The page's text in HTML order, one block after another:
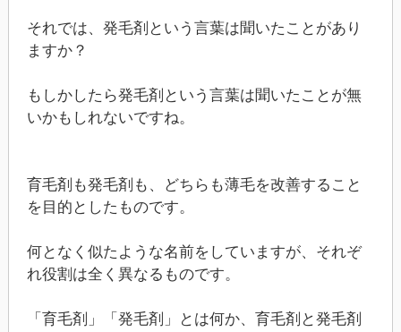
それでは、発毛剤という言葉は聞いたことがあり
ますか？
もしかしたら発毛剤という言葉は聞いたことが無
いかもしれないですね。
育毛剤も発毛剤も、どちらも薄毛を改善すること
を目的としたものです。
何となく似たような名前をしていますが、それぞ
れ役割は全く異なるものです。
「育毛剤」「発毛剤」とは何か、育毛剤と発毛剤